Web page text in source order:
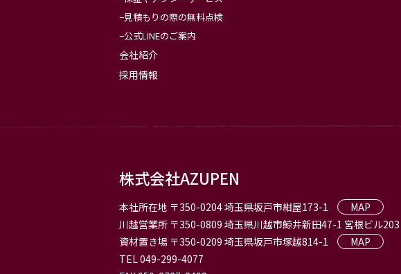
見積もりの際の無料点検
公式LINEのご案内
会社紹介
採用情報
株式会社AZUPEN
本社所在地 〒350-0204 埼玉県坂戸市紺屋173-1
MAP
川越営業所 〒350-0809 埼玉県川越市鯨井新田47-1 宮根ビル203
資材置き場 〒350-0209 埼玉県坂戸市塚越814-1
MAP
TEL 049-299-4077